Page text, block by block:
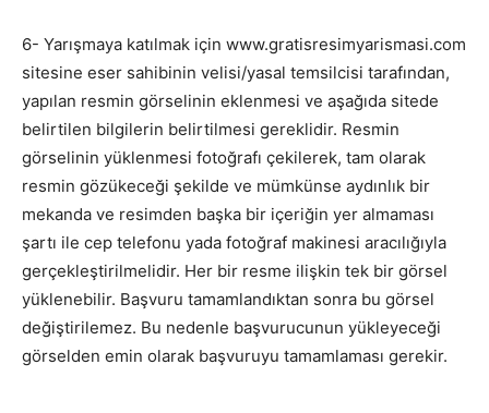
6- Yarışmaya katılmak için www.gratisresimyarismasi.com
sitesine eser sahibinin velisi/yasal temsilcisi tarafından,
yapılan resmin görselinin eklenmesi ve aşağıda sitede
belirtilen bilgilerin belirtilmesi gereklidir. Resmin
görselinin yüklenmesi fotoğrafı çekilerek, tam olarak
resmin gözükeceği şekilde ve mümkünse aydınlık bir
mekanda ve resimden başka bir içeriğin yer almaması
şartı ile cep telefonu yada fotoğraf makinesi aracılığıyla
gerçekleştirilmelidir. Her bir resme ilişkin tek bir görsel
yüklenebilir. Başvuru tamamlandıktan sonra bu görsel
değiştirilemez. Bu nedenle başvurucunun yükleyeceği
görselden emin olarak başvuruyu tamamlaması gerekir.